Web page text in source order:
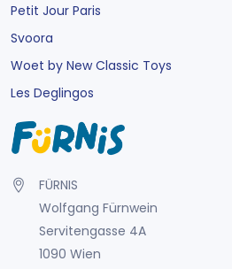
Petit Jour Paris
Svoora
Woet by New Classic Toys
Les Deglingos
FÜRNIS
Wolfgang Fürnwein
Servitengasse 4A
1090 Wien